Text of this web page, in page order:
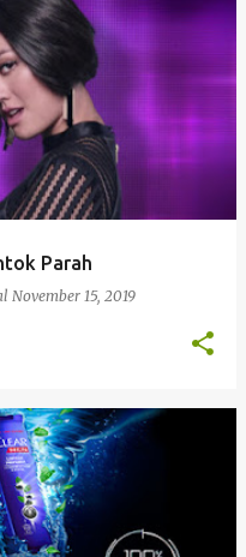
Parah
November 15, 2019